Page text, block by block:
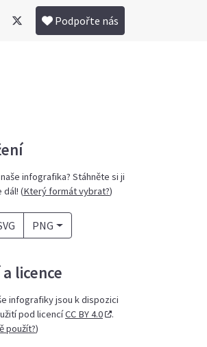
Podpořte nás
infografika? Stáhněte si ji
dál! (Který formát vybrat?)
PNG
licence
infografiky jsou k dispozici
pod licencíCC BY 4.0
.
použít?)